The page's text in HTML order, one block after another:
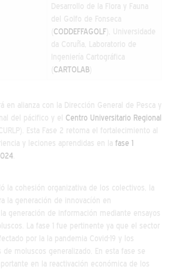
CODDEFFAGOLF
CARTOLAB
en alianza con la Dirección General de Pesca y
del pácifico y el Centro Universitario Regional
Esta Fase 2 retoma el fortalecimiento al
y leciones aprendidas en la fase 1
.
la cohesión organizativa de los colectivos, la
la generación de innovacíón en
generación de información mediante ensayos
La fase 1 fue pertinente ya que el sector
por la la pandemia Covid-19 y los
moluscos generalizado. En esta fase se
en la reactivación económica de los